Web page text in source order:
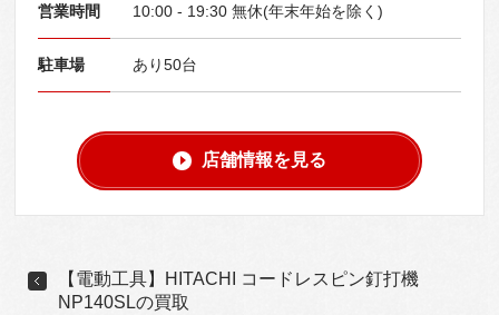
営業時間 10:00 - 19:30 無休(年末年始を除く)
駐車場 あり50台
店舗情報を見る
【電動工具】HITACHI コードレスピン釘打機
NP140SLの買取